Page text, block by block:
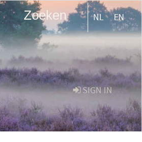
Zoeken NL EN
SIGN IN